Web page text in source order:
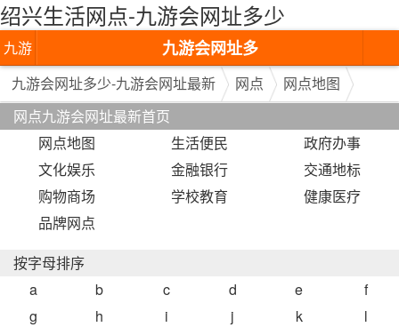
绍兴生活网点-九游会网址多少
九游
会网
址多
最新
九游会网址多
少-九游会网址
九游会网址多少-九游会网址最新 网点
网点地图
网点九游会网址最新首页
网点地图
生活便民
政府办事
文化娱乐
金融银行
交通地标
购物商场
学校教育
健康医疗
品牌网点
按字母排序
a
b c d e
f
g
h i j k
l